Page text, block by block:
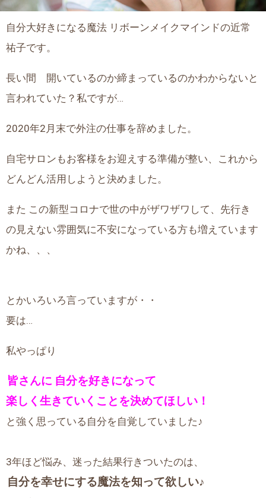
自分大好きになる魔法 リボーンメイクマインドの近常
祐子です。
長い間 開いているのか締まっているのかわからないと
言われていた？私ですが…
2020年2月末で外注の仕事を辞めました。
自宅サロンもお客様をお迎えする準備が整い、これから
どんどん活用しようと決めました。
また この新型コロナで世の中がザワザワして、先行き
の見えない雰囲気に不安になっている方も増えています
かね、、、
とかいろいろ言っていますが・・
要は…
私やっぱり
皆さんに 自分を好きになって
楽しく生きていくことを決めてほしい！
と強く思っている自分を自覚していました♪
3年ほど悩み、迷った結果行きついたのは、
自分を幸せにする魔法を知って欲しい♪